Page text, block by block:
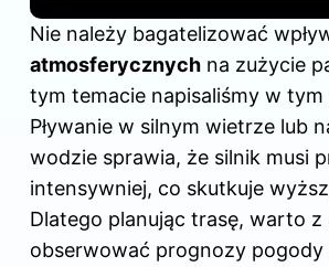
Nie należy bagatelizować
atmosferycznych na zużycie
tym temacie napisaliśmy w tym
Pływanie w silnym wietrze lub
wodzie sprawia, że silnik musi
intensywniej, co skutkuje
Dlatego planując trasę, warto z
obserwować prognozy pogody